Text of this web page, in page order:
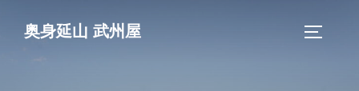
奥身延山 武州屋